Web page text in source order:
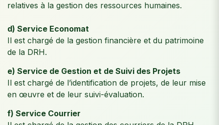
relatives à la gestion des ressources humaines.
d) Service Economat
Il est chargé de la gestion financière et du patrimoine
de la DRH.
e) Service de Gestion et de Suivi des Projets
Il est chargé de l’identification de projets, de leur mise
en œuvre et de leur suivi-évaluation.
f) Service Courrier